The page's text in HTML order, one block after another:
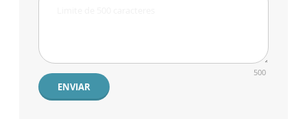
500
ENVIAR